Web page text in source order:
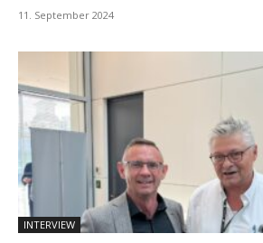
11. September 2024
INTERVIEW